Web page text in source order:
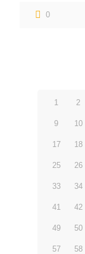
0
1 2
9 10
17 18
25 26
33 34
41 42
49 50
57 58